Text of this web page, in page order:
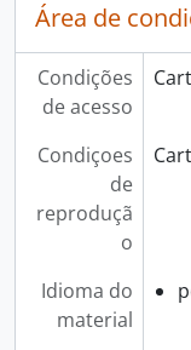
Área de
Condições
de acesso
Condiçoes
de
reproduçã
o
Idioma do
material